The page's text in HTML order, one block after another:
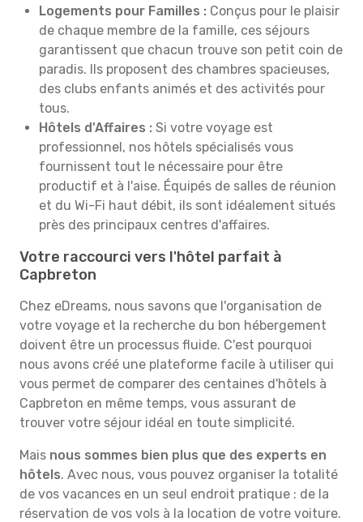
Logements pour Familles : Conçus pour le plaisir
de chaque membre de la famille, ces séjours
garantissent que chacun trouve son petit coin de
paradis. Ils proposent des chambres spacieuses,
des clubs enfants animés et des activités pour
tous.
Hôtels d'Affaires : Si votre voyage est
professionnel, nos hôtels spécialisés vous
fournissent tout le nécessaire pour être
productif et à l'aise. Équipés de salles de réunion
et du Wi-Fi haut débit, ils sont idéalement situés
près des principaux centres d'affaires.
Votre raccourci vers l'hôtel parfait à
Capbreton
Chez eDreams, nous savons que l'organisation de
votre voyage et la recherche du bon hébergement
doivent être un processus fluide. C'est pourquoi
nous avons créé une plateforme facile à utiliser qui
vous permet de comparer des centaines d'hôtels à
Capbreton en même temps, vous assurant de
trouver votre séjour idéal en toute simplicité.
Mais nous sommes bien plus que des experts en
hôtels. Avec nous, vous pouvez organiser la totalité
de vos vacances en un seul endroit pratique : de la
réservation de vos vols à la location de votre voiture.